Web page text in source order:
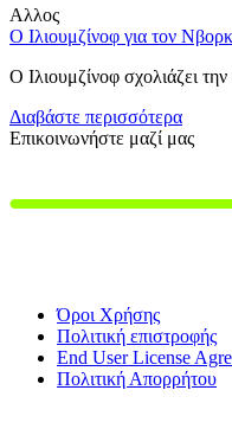
Αλλος
Ο Ιλιουμζίνοφ για τον
Ο Ιλιουμζίνοφ σχολιάζει
Διαβάστε περισσότερα
Επικοινωνήστε μαζί μας
Όροι Χρήσης
Πολιτική επιστροφής
End User License
Πολιτική Απορρήτου